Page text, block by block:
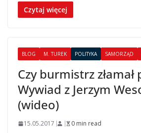
Czytaj więcej
BLOG M. TUREK POLITYKA SAMORZĄD
Czy burmistrz złamał
Wywiad z Jerzym
(wideo)
15.05.2017 0 min read